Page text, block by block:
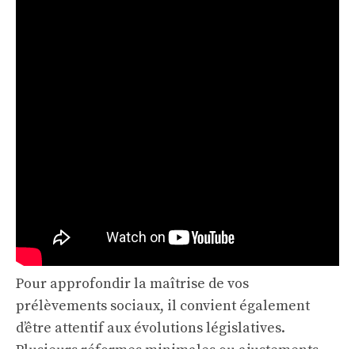
Pour approfondir la maîtrise de vos
prélèvements sociaux, il convient également
d’être attentif aux évolutions législatives.